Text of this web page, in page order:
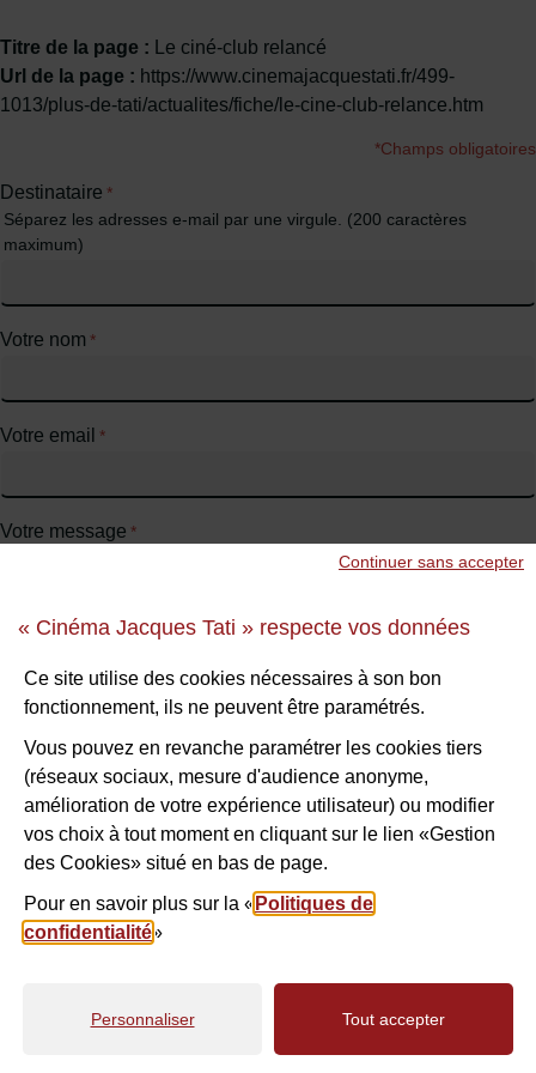
« Cinéma Jacques Tati » respecte vos données
Ce site utilise des cookies nécessaires à son bon
fonctionnement, ils ne peuvent être paramétrés.
Vous pouvez en revanche paramétrer les cookies tiers
(réseaux sociaux, mesure d'audience anonyme,
amélioration de votre expérience utilisateur) ou modifier
vos choix à tout moment en cliquant sur le lien «Gestion
des Cookies» situé en bas de page.
Pour en savoir plus sur la « Politiques de
confidentialité»
Personnaliser
Continuer sans accepter
Tout accepter
Titre de la page : Le ciné-club relancé
Url de la page : https://www.cinemajacquestati.fr/499-
1013/plus-de-tati/actualites/fiche/le-cine-club-relance.htm
*Champs obligatoires
Destinataire *
Séparez les adresses e-mail par une virgule. (200 caractères
maximum)
Votre nom *
Votre email *
Votre message *
Sécurité anti-robot*
À des fins de sécurité, veuillez sélectionner les4 derniers
caractèresde la série.
W T Q A A N 2
S
VALIDER